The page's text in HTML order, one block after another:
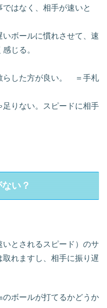
ではなく、相手が速いと
いボールに慣れさせて、速
じる。
らした方が良い。 ＝手札
足りない。スピードに相手
い？
とされるスピード）のサ
れますし、相手に振り遅
ボールが打てるかどうか